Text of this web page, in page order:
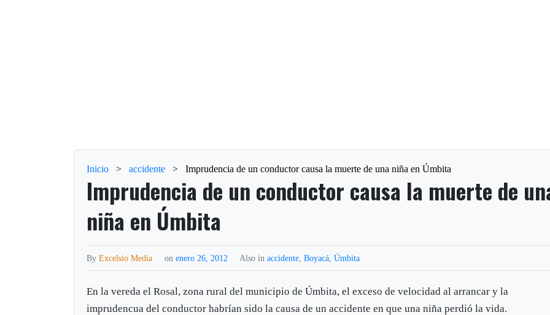
Inicio > accidente > Imprudencia de un conductor causa la muerte de una niña en Úmbita
Imprudencia de un conductor causa la muerte de
niña en Úmbita
ByExcelsio Media onenero 26, 2012 Also inaccidente ,Boyacá ,Úmbita
En la vereda el Rosal, zona rural del municipio de Úmbita, el exceso de velocidad al arrancar y la
imprudencua del conductor habrían sido la causa de un accidente en que una niña perdió la vida.